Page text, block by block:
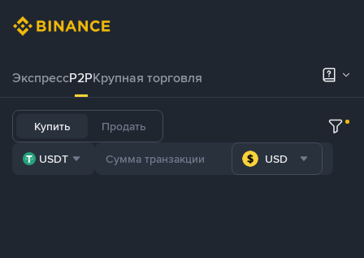
ЭкспрессP2PКрупная торговля
Купить Продать
USDT USD